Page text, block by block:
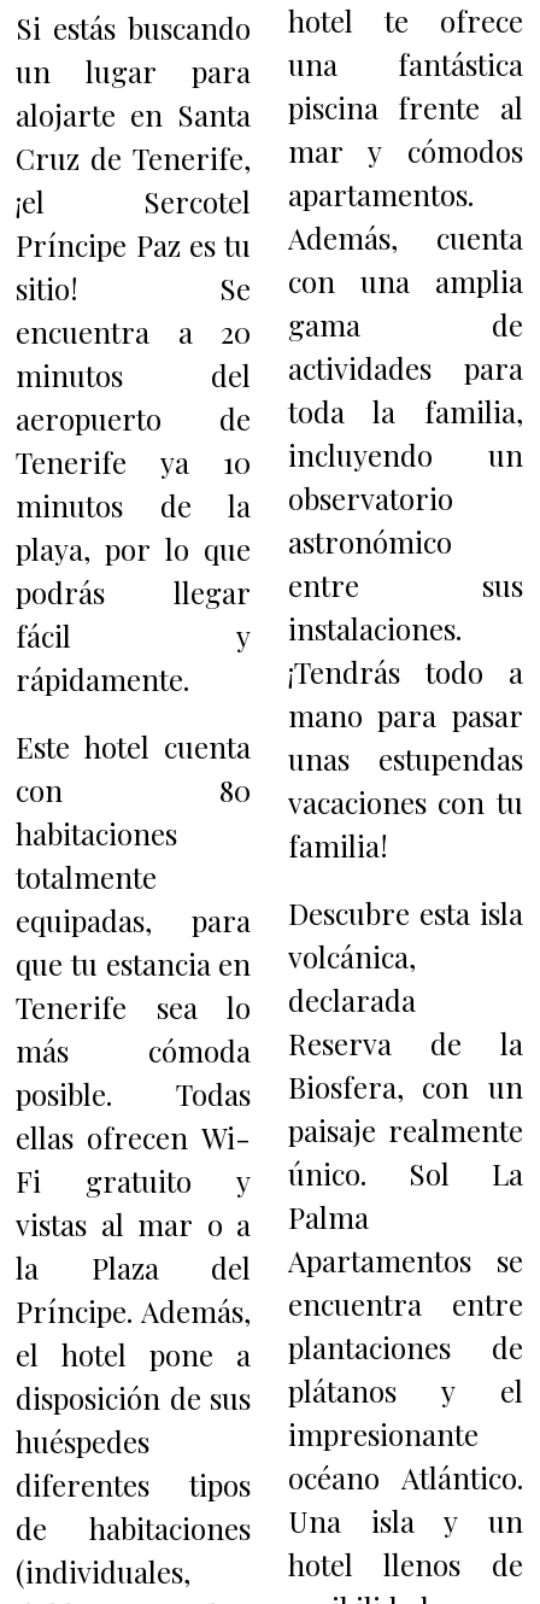
Si estás buscando
un lugar para
alojarte en Santa
Cruz de Tenerife,
¡el Sercotel
Príncipe Paz es tu
sitio! Se
encuentra a 20
minutos del
aeropuerto de
Tenerife ya 10
minutos de la
playa, por lo que
podrás llegar
fácil y
rápidamente.
Este hotel cuenta
con 80
habitaciones
totalmente
equipadas, para
que tu estancia en
Tenerife sea lo
más cómoda
posible. Todas
ellas ofrecen Wi-
Fi gratuito y
vistas al mar o a
la Plaza del
Príncipe. Además,
el hotel pone a
disposición de sus
huéspedes
diferentes tipos
de habitaciones
(individuales,
hotel te ofrece
una fantástica
piscina frente al
mar y cómodos
apartamentos.
Además, cuenta
con una amplia
gama de
actividades para
toda la familia,
incluyendo un
observatorio
astronómico
entre sus
instalaciones.
¡Tendrás todo a
mano para pasar
unas estupendas
vacaciones con tu
familia!
Descubre esta isla
volcánica,
declarada
Reserva de la
Biosfera, con un
paisaje realmente
único. Sol La
Palma
Apartamentos se
encuentra entre
plantaciones de
plátanos y el
impresionante
océano Atlántico.
Una isla y un
hotel llenos de